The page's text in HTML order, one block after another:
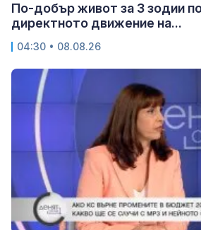
По-добър живот за 3 зодии
директното движение на...
04:30 • 08.08.26